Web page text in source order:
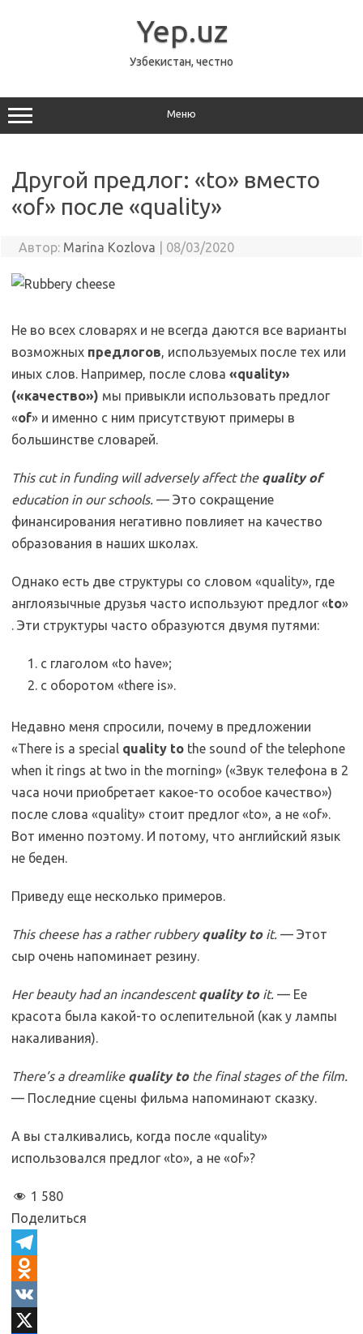
Yep.uz
Узбекистан, честно
Меню
Другой предлог: «to» вместо
«of» после «quality»
Автор: Marina Kozlova 08/03/2020
Не во всех словарях и не всегда даются все варианты
возможных предлогов, используемых после тех или
иных слов. Например, после слова «quality»
(«качество») мы привыкли использовать предлог
«of» и именно с ним присутствуют примеры в
большинстве словарей.
This cut in funding will adversely affect the quality of
education in our schools. — Это сокращение
финансирования негативно повлияет на качество
образования в наших школах.
Однако есть две структуры со словом «quality», где
англоязычные друзья часто используют предлог «to»
. Эти структуры часто образуются двумя путями:
с глаголом «to have»;
c оборотом «there is».
Недавно меня спросили, почему в предложении
«There is a special quality to the sound of the telephone
when it rings at two in the morning» («Звук телефона в 2
часа ночи приобретает какое-то особое качество»)
после слова «quality» стоит предлог «to», а не «of».
Вот именно поэтому. И потому, что английский язык
не беден.
Приведу еще несколько примеров.
This cheese has a rather rubberyquality toit. — Этот
сыр очень напоминает резину.
Her beauty had an incandescentquality toit. — Ее
красота была какой-то ослепительной (как у лампы
накаливания).
There’s a dreamlike quality tothe final stages of the film.
— Последние сцены фильма напоминают сказку.
А вы сталкивались, когда после «quality»
использовался предлог «to», а не «of»?
1 580
Поделиться
T
eO
dV